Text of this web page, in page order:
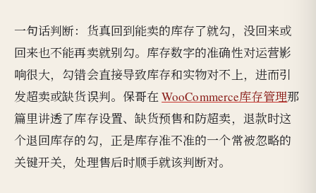
一句话判断：货真回到能卖的库存了就勾，没回来或
回来也不能再卖就别勾。库存数字的准确性对运营影
响很大，勾错会直接导致库存和实物对不上，进而引
发超卖或缺货误判。保哥在WooCommerce库存管理那
篇里讲透了库存设置、缺货预售和防超卖，退款时这
个退回库存的勾，正是库存准不准的一个常被忽略的
关键开关，处理售后时顺手就该判断对。